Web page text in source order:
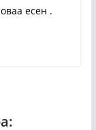
есен .